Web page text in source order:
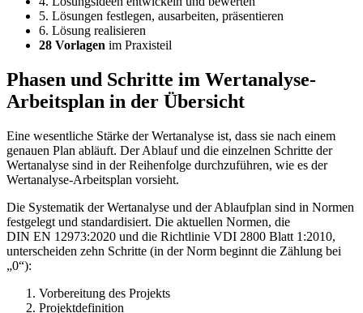
5. Lösungen festlegen, ausarbeiten, präsentieren
6. Lösung realisieren
28 Vorlagen im Praxisteil
Phasen und Schritte im Wertanalyse-
Arbeitsplan in der Übersicht
Eine wesentliche Stärke der Wertanalyse ist, dass sie nach einem
genauen Plan abläuft. Der Ablauf und die einzelnen Schritte der
Wertanalyse sind in der Reihenfolge durchzuführen, wie es der
Wertanalyse-Arbeitsplan vorsieht.
Die Systematik der Wertanalyse und der Ablaufplan sind in Normen
festgelegt und standardisiert. Die aktuellen Normen, die
DIN EN 12973:2020 und die Richtlinie VDI 2800 Blatt 1:2010,
unterscheiden zehn Schritte (in der Norm beginnt die Zählung bei
„0“):
Vorbereitung des Projekts
Projektdefinition